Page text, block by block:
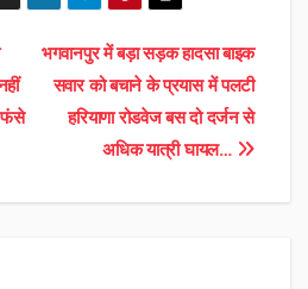
भगवानपुर में बड़ा सड़क हादसा बाइक
सवार को बचाने के प्रयास में पलटी
हरियाणा रोडवेज बस दो दर्जन से
अधिक यात्री घायल…
फंसे